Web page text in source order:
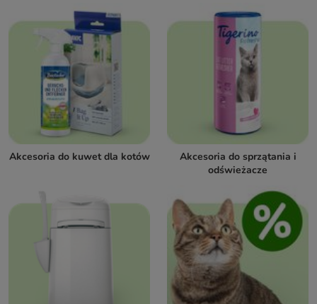
Akcesoria do kuwet dla kotów
Akcesoria do sprzątania i
odświeżacze